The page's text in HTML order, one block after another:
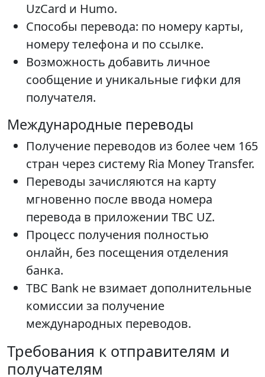
UzCard и Humo.
Способы перевода: по номеру карты,
номеру телефона и по ссылке.
Возможность добавить личное
сообщение и уникальные гифки для
получателя.
Международные переводы
Получение переводов из более чем 165
стран через систему Ria Money Transfer.
Переводы зачисляются на карту
мгновенно после ввода номера
перевода в приложении TBC UZ.
Процесс получения полностью
онлайн, без посещения отделения
банка.
TBC Bank не взимает дополнительные
комиссии за получение
международных переводов.
Требования к отправителям и
получателям